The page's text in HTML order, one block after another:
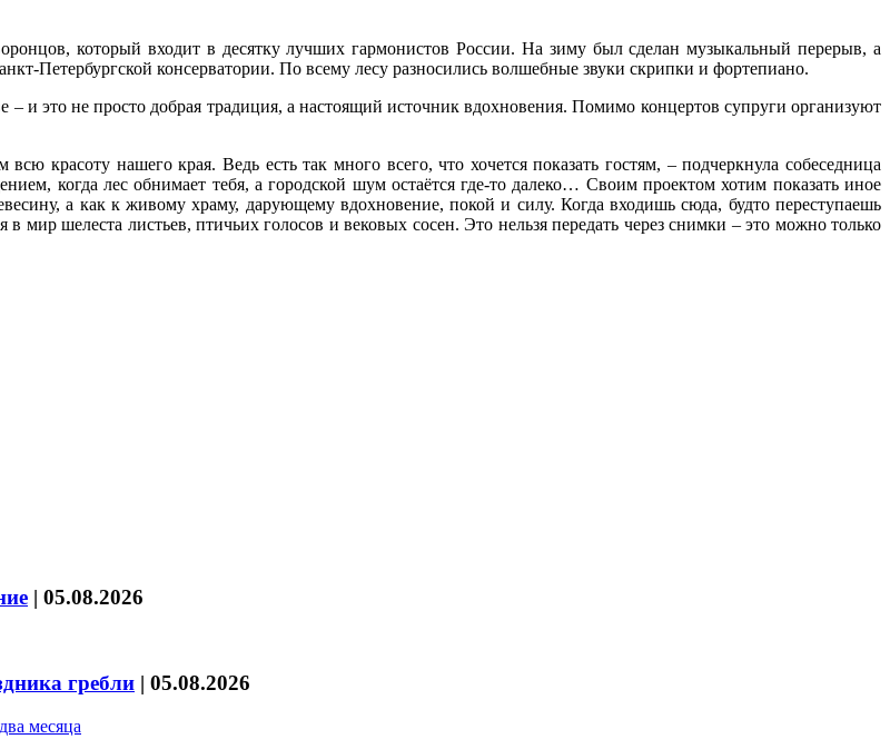
который входит в десятку лучших гармонистов России. На зиму был сделан музыкальный перерыв, а
Петербургской консерватории. По всему лесу разносились волшебные звуки скрипки и фортепиано.
– и это не просто добрая традиция, а настоящий источник вдохновения. Помимо концертов супруги организуют
красоту нашего края. Ведь есть так много всего, что хочется показать гостям, – подчеркнула собеседница
когда лес обнимает тебя, а городской шум остаётся где‑то далеко… Своим проектом хотим показать иное
а как к живому храму, дарующему вдохновение, покой и силу. Когда входишь сюда, будто переступаешь
мир шелеста листьев, птичьих голосов и вековых сосен. Это нельзя передать через снимки – это можно только
| 05.08.2026
гребли | 05.08.2026